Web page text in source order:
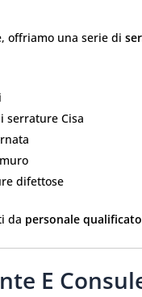
offriamo una serie di
serrature Cisa
difettose
da personale qualificato
E